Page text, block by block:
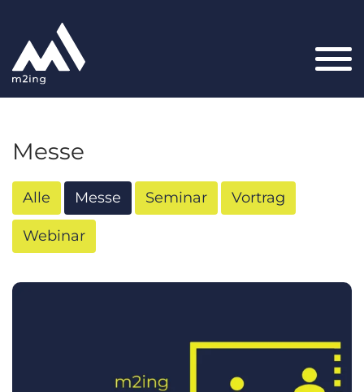
Ingenieurbau
Hochbau
Sonstige Bauwerke & Wasserbauwerke
Messe
Alle Messe Seminar Vortrag
Webinar